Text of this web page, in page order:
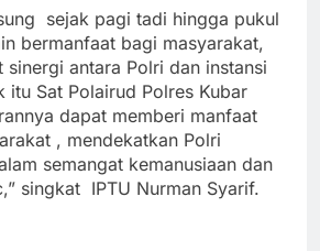
sejak pagi tadi hingga pukul
bermanfaat bagi masyarakat,
sinergi antara Polri dan instansi
itu Sat Polairud Polres Kubar
dapat memberi manfaat
, mendekatkan Polri
semangat kemanusiaan dan
singkat IPTU Nurman Syarif.